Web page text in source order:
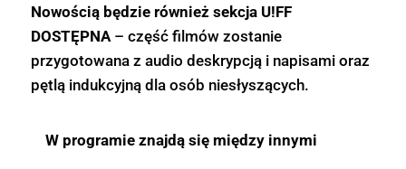
Nowością będzie również sekcja U!FF
DOSTĘPNA – część filmów zostanie
przygotowana z audio deskrypcją i napisami oraz
pętlą indukcyjną dla osób niesłyszących.
W programie znajdą się między innymi